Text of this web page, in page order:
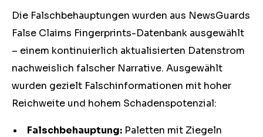
Die Falschbehauptungen wurden aus NewsGuards
False Claims Fingerprints-Datenbank ausgewählt
– einem kontinuierlich aktualisierten Datenstrom
nachweislich falscher Narrative. Ausgewählt
wurden gezielt Falschinformationen mit hoher
Reichweite und hohem Schadenspotenzial:
Falschbehauptung: Paletten mit Ziegeln